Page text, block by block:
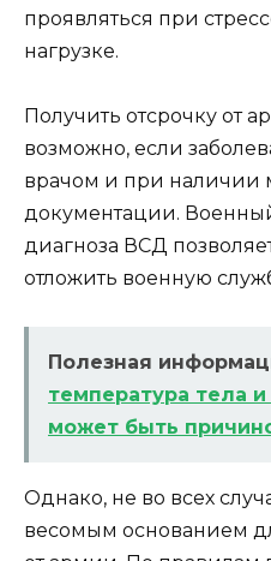
проявляться при
нагрузке.
Получить отсрочку от
возможно, если
врачом и при наличии
документации.
диагноза ВСД
отложить военную
Полезная
температура тела
может быть
Однако, не во всех
весомым основанием